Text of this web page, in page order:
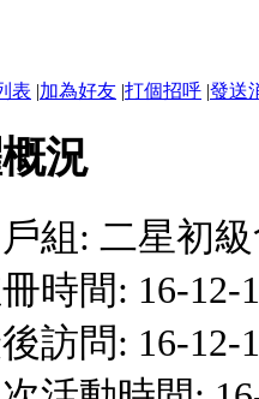
表 |加為好友 |打個招呼 |發送
況
組: 二星初
時間: 16-12-
訪問: 16-12-